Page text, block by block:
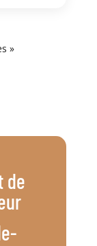
»
de